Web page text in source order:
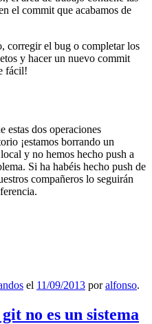
el commit que acabamos de
corregir el bug o completar los
y hacer un nuevo commit
fácil!
estas dos operaciones
¡estamos borrando un
y no hemos hecho push a
Si ha habéis hecho push de
compañeros lo seguirán
el 11/09/2013 poralfonso.
no es un sistema